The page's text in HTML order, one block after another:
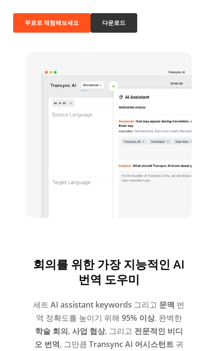
무료로 체험해보세요 다운로드
회의를 위한 가장 지능적인 AI
번역 도우미
세트AI assistant keywords 그리고 문맥 번
역 정확도를 높이기 위해 95% 이상. 완벽한
학술 회의, 사업 협상, 그리고 전문적인 비디
오 번역, 그만큼 Transync AI 어시스턴트귀